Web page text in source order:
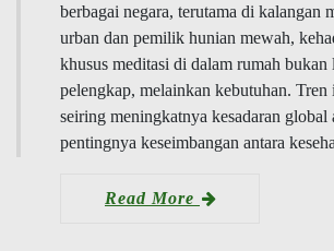
berbagai negara, terutama di kalangan
urban dan pemilik hunian mewah,
khusus meditasi di dalam rumah bukan
pelengkap, melainkan kebutuhan. Tren
seiring meningkatnya kesadaran global
pentingnya keseimbangan antara
Read More